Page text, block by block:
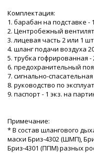
Комплектация:
1. барабан на подставке -
2. Центробежный
3. лицевая часть 2 или 1
4. шланг подачи воздуха
5. трубка гофрированная -
6. предохранительный
7. сигнально-
8. руководство по
9. паспорт - 1 экз. на
Примечание:
* В состав шлангового
маски Бриз-4302 (ШМП),
Бриз-4301 (ППМ) разных